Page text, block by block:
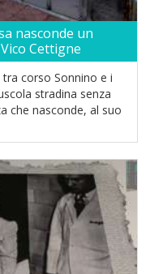
nasconde un
Cettigne
corso Sonnino e i
stradina senza
che nasconde, al suo